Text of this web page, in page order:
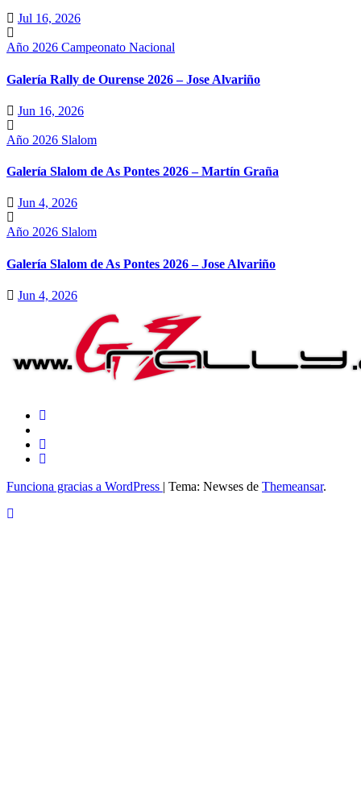
Jul 16, 2026
Año 2026 Campeonato Nacional
Galería Rally de Ourense 2026 – Jose Alvariño
Jun 16, 2026
Año 2026 Slalom
Galería Slalom de As Pontes 2026 – Martín Graña
Jun 4, 2026
Año 2026 Slalom
Galería Slalom de As Pontes 2026 – Jose Alvariño
Jun 4, 2026
Funciona gracias a WordPress | Tema: Newses de Themeansar.